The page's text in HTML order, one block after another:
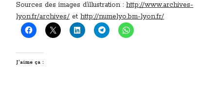
Sources des images d’illustration :http://www.archives-
lyon.fr/archives/ ethttp://numelyo.bm-lyon.fr/
J’aime ça :